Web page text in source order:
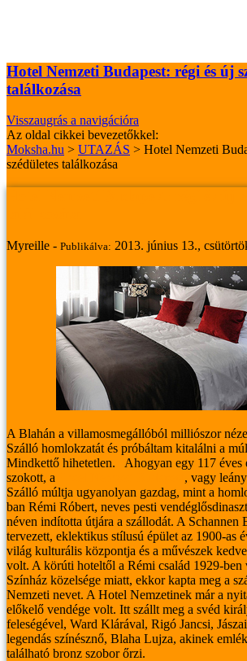
Hotel Nemzeti Budapest: régi és új
találkozása
Visszaugrás a navigációra
Az oldal cikkei bevezetőkkel:
Moksha.hu > UTAZÁS > Hotel Nemzeti
szédületes találkozása
Myreille - Publikálva: 2013. június 13.,
A Blahán a villamosmegállóból milliószor
Szálló homlokzatát és próbáltam kitalálni a
Mindkettő hihetetlen.
Ahogyan egy 117 éves
szokott, a
, vagy
Szálló múltja ugyanolyan gazdag, mint a
ban Rémi Róbert, neves pesti
néven indította útjára a szállodát. A Schannen
tervezett, eklektikus stílusú épület az 1900-as
világ kulturális központja és a művészek
volt. A körúti hoteltől a Rémi család 1929-ben
Színház közelsége miatt, ekkor kapta meg a
Nemzeti nevet. A Hotel Nemzetinek már a
előkelő vendége volt. Itt szállt meg a svéd
feleségével, Ward Klárával, Rigó Jan­csi,
legendás színésznő, Blaha Lujza, akinek
található bronz szobor őrzi.